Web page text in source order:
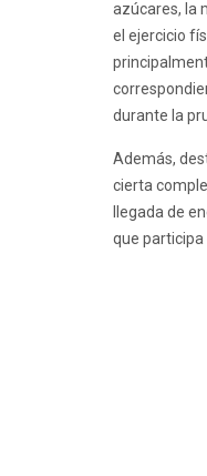
azúcares, la
el ejercicio
durante la
Además,
cierta
llegada de
que